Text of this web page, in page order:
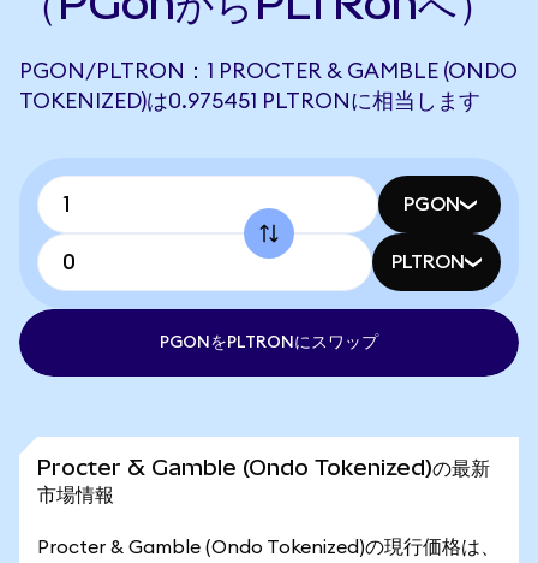
PGON/PLTRON：1 PROCTER & GAMBLE (ONDO
TOKENIZED)は0.975451 PLTRONに相当します
PGON
PLTRON
PGONをPLTRONにスワップ
Procter & Gamble (Ondo Tokenized)の最新
市場情報
Procter & Gamble (Ondo Tokenized)の現行価格は、